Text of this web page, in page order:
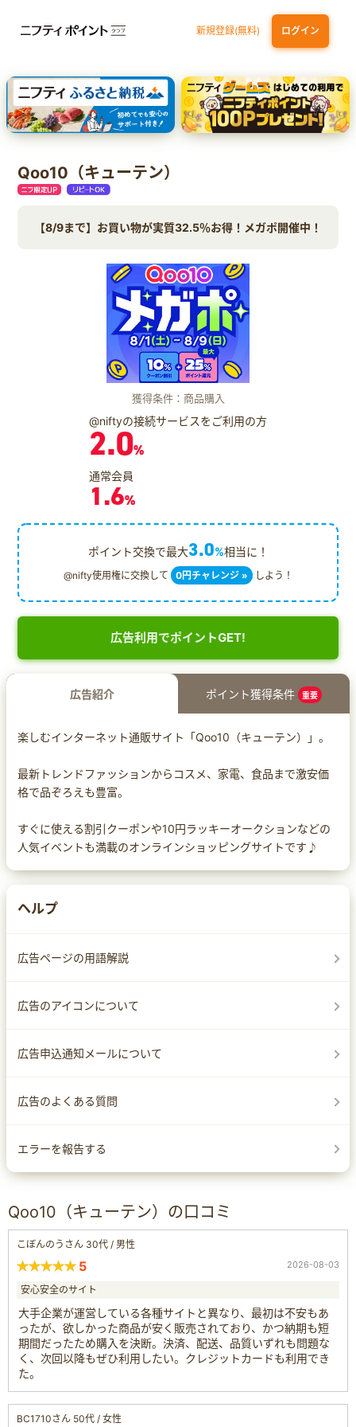
新規登録(無料) ログイン
dカード 九州カードNEXT JCB ORIGINAL SERIES：JCBカード S
三井住友カード ゴールド（NL）（家族カード発行）
【実質初月無料】DMM | Disney+(ディズニープラス) セットプラン
Qoo10（キューテン）
【8/9まで】お買い物が実質32.5％お得！メガポ開催中！
獲得条件：商品購入
@niftyの接続サービスをご利用の方
2.0%
通常会員
1.6%
ポイント交換で最大3.0%相当に！
@nifty使用権に交換して 0円チャレンジ » しよう！
広告利用でポイントGET!
広告紹介 ポイント獲得条件 重要
楽しむインターネット通販サイト「Qoo10（キューテン）」。
最新トレンドファッションからコスメ、家電、食品まで激安価
格で品ぞろえも豊富。
すぐに使える割引クーポンや10円ラッキーオークションなどの
人気イベントも満載のオンラインショッピングサイトです♪
ヘルプ
広告ページの用語解説
広告のアイコンについて
広告申込通知メールについて
広告のよくある質問
エラーを報告する
Qoo10（キューテン）の口コミ
こぼんのうさん 30代 / 男性
5 2026-08-03
安心安全のサイト
大手企業が運営している各種サイトと異なり、最初は不安もあ
ったが、欲しかった商品が安く販売されており、かつ納期も短
期間だったため購入を決断。決済、配送、品質いずれも問題な
く、次回以降もぜひ利用したい。クレジットカードも利用でき
た。
BC1710さん 50代 / 女性